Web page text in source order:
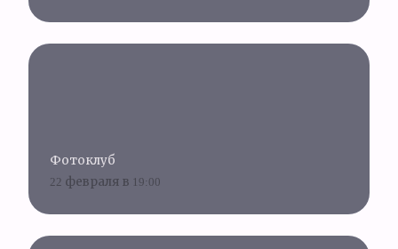
Фотоклуб
22 февраля в 19:00